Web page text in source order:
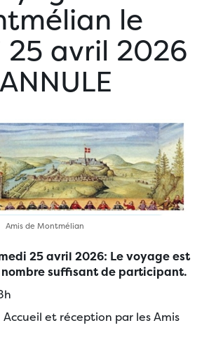
le
25 avril 2026
Amis de Montmélian
25 avril 2026: Le voyage est
suffisant de participant.
et réception par les Amis